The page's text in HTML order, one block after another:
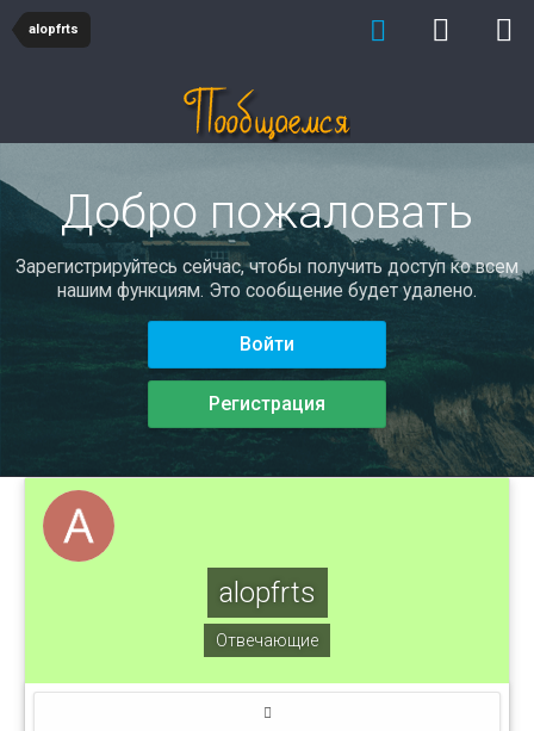
alopfrts
Добро пожаловать
Зарегистрируйтесь сейчас, чтобы получить доступ ко всем
нашим функциям. Это сообщение будет удалено.
Войти
Регистрация
alopfrts
Отвечающие